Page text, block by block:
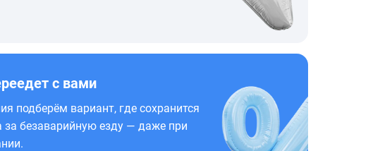
с вами
подберём вариант, где сохранится
за безаварийную езду — даже при